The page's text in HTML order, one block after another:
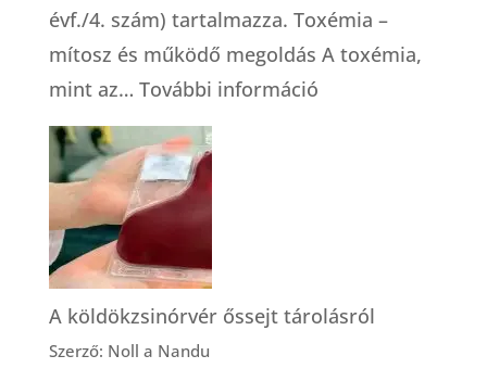
évf./4. szám) tartalmazza. Toxémia –
mítosz és működő megoldás A toxémia,
mint az… További információ:
A köldökzsinórvér őssejt tárolásról
Szerző: Noll a Nandu